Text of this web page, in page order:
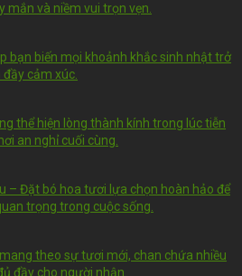
mắn và niềm vui trọn vẹn.
bạn biến mọi khoảnh khắc sinh nhật trở
cảm xúc.
thể hiện lòng thành kính trong lúc tiễn
an nghỉ cuối cùng.
– Đặt bó hoa tươi lựa chọn hoàn hảo để
trọng trong cuộc sống.
theo sự tươi mới, chan chứa nhiều
đầy cho người nhận.